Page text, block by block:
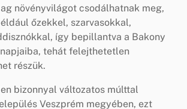
növényvilágot csodálhatnak meg,
őzekkel, szarvasokkal,
így bepillantva a Bakony
tehát felejthetetlen
részük.
bizonnyal változatos múlttal
Veszprém megyében, ezt